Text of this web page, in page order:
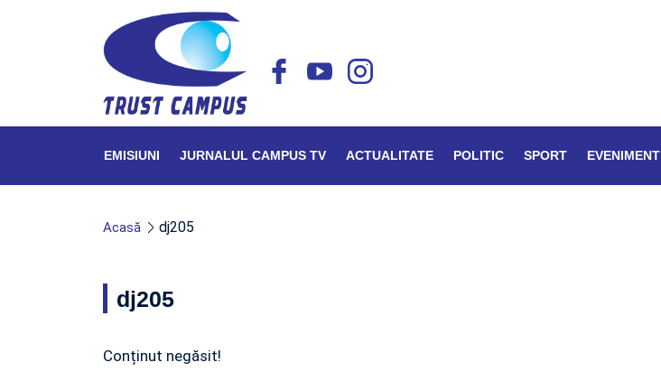
EMISIUNI JURNALUL CAMPUS TV ACTUALITATE POLITIC SPORT EVENIMENT
Acasă dj205
dj205
Conținut negăsit!